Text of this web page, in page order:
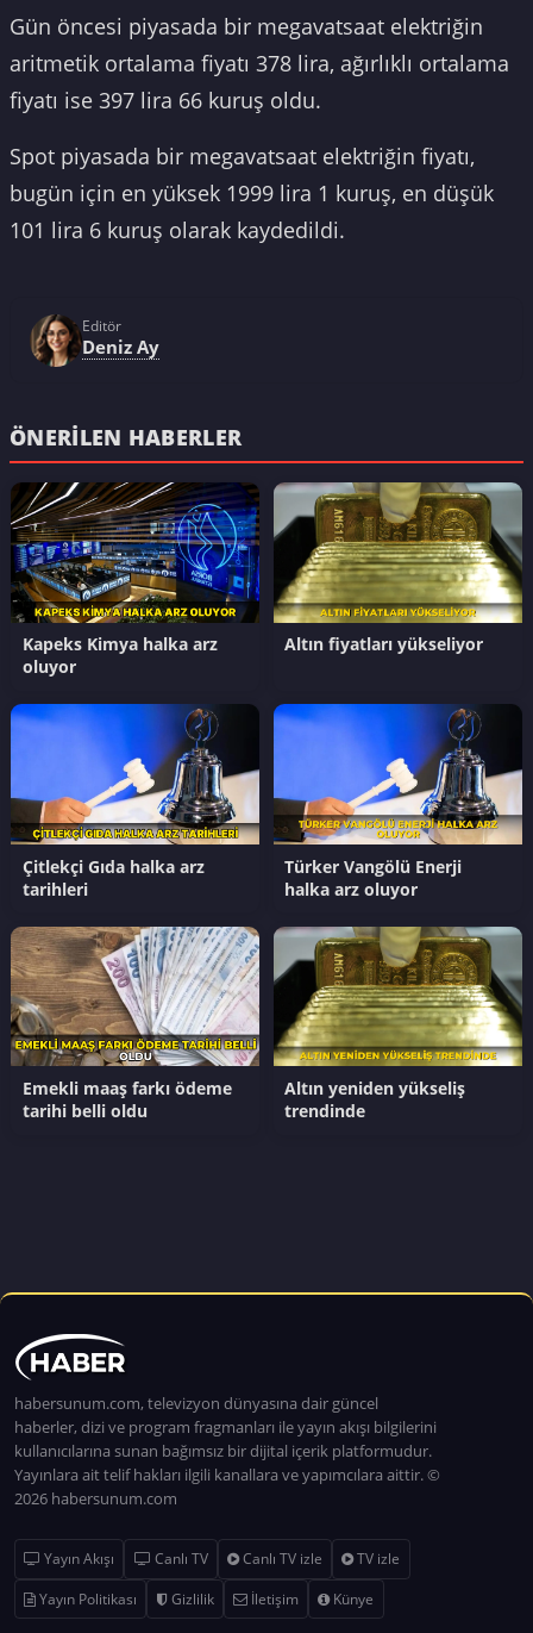
Gün öncesi piyasada bir megavatsaat elektriğin
aritmetik ortalama fiyatı 378 lira, ağırlıklı ortalama
fiyatı ise 397 lira 66 kuruş oldu.
Spot piyasada bir megavatsaat elektriğin fiyatı,
bugün için en yüksek 1999 lira 1 kuruş, en düşük
101 lira 6 kuruş olarak kaydedildi.
Editör
Deniz Ay
ÖNERILEN HABERLER
Kapeks Kimya halka arz
oluyor
Altın fiyatları yükseliyor
Çitlekçi Gıda halka arz
tarihleri
Türker Vangölü Enerji
halka arz oluyor
Emekli maaş farkı ödeme
tarihi belli oldu
Altın yeniden yükseliş
trendinde
habersunum.com, televizyon dünyasına dair güncel
haberler, dizi ve program fragmanları ile yayın akışı bilgilerini
kullanıcılarına sunan bağımsız bir dijital içerik platformudur.
Yayınlara ait telif hakları ilgili kanallara ve yapımcılara aittir. ©
2026 habersunum.com
Yayın Akışı Canlı TV Canlı TV izle
TV izle
Yayın Politikası
Gizlilik İletişim Künye